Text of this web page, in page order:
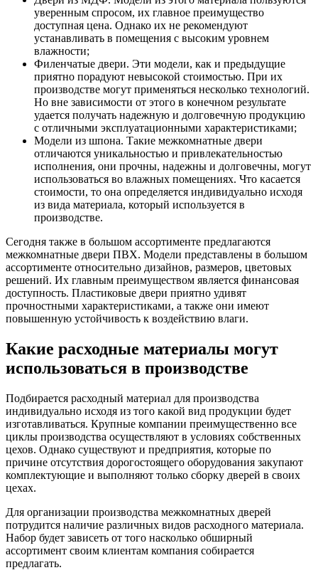
уверенным спросом, их главное преимущество
доступная цена. Однако их не рекомендуют
устанавливать в помещения с высоким уровнем
влажности;
Филенчатые двери. Эти модели, как и предыдущие
приятно порадуют невысокой стоимостью. При их
производстве могут применяться несколько технологий.
Но вне зависимости от этого в конечном результате
удается получать надежную и долговечную продукцию
с отличными эксплуатационными характеристиками;
Модели из шпона. Такие межкомнатные двери
отличаются уникальностью и привлекательностью
исполнения, они прочны, надежны и долговечны, могут
использоваться во влажных помещениях. Что касается
стоимости, то она определяется индивидуально исходя
из вида материала, который используется в
производстве.
Сегодня также в большом ассортименте предлагаются
межкомнатные двери ПВХ. Модели представлены в большом
ассортименте относительно дизайнов, размеров, цветовых
решений. Их главным преимуществом является финансовая
доступность. Пластиковые двери приятно удивят
прочностными характеристиками, а также они имеют
повышенную устойчивость к воздействию влаги.
Какие расходные материалы могут
использоваться в производстве
Подбирается расходный материал для производства
индивидуально исходя из того какой вид продукции будет
изготавливаться. Крупные компании преимущественно все
циклы производства осуществляют в условиях собственных
цехов. Однако существуют и предприятия, которые по
причине отсутствия дорогостоящего оборудования закупают
комплектующие и выполняют только сборку дверей в своих
цехах.
Для организации производства межкомнатных дверей
потрудится наличие различных видов расходного материала.
Набор будет зависеть от того насколько обширный
ассортимент своим клиентам компания собирается
предлагать.